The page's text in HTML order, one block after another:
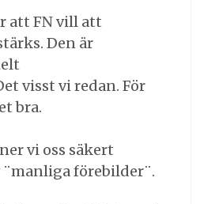
att FN vill att
Den är
visst vi redan. För
bra.
vi oss säkert
förebilder¨.